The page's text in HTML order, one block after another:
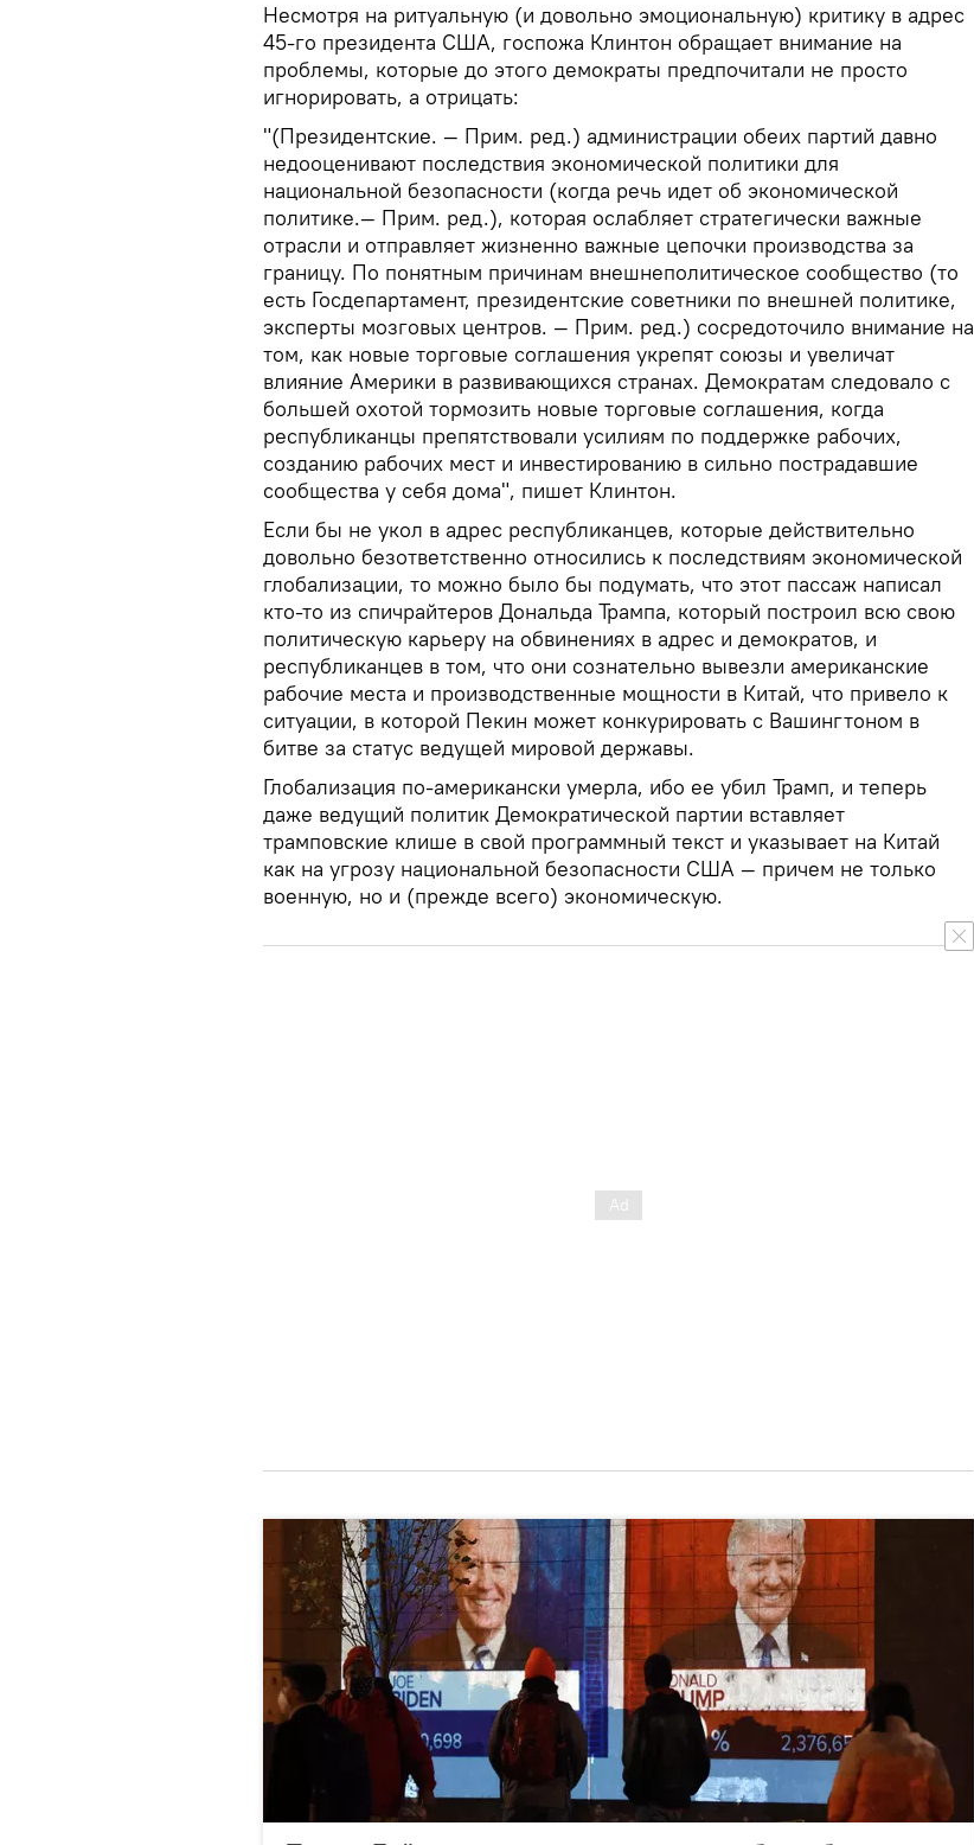
Несмотря на ритуальную (и довольно эмоциональную) критику в адрес
45-го президента США, госпожа Клинтон обращает внимание на
проблемы, которые до этого демократы предпочитали не просто
игнорировать, а отрицать:
"(Президентские. — Прим. ред.) администрации обеих партий давно
недооценивают последствия экономической политики для
национальной безопасности (когда речь идет об экономической
политике.— Прим. ред.), которая ослабляет стратегически важные
отрасли и отправляет жизненно важные цепочки производства за
границу. По понятным причинам внешнеполитическое сообщество (то
есть Госдепартамент, президентские советники по внешней политике,
эксперты мозговых центров. — Прим. ред.) сосредоточило внимание на
том, как новые торговые соглашения укрепят союзы и увеличат
влияние Америки в развивающихся странах. Демократам следовало с
большей охотой тормозить новые торговые соглашения, когда
республиканцы препятствовали усилиям по поддержке рабочих,
созданию рабочих мест и инвестированию в сильно пострадавшие
сообщества у себя дома", пишет Клинтон.
Если бы не укол в адрес республиканцев, которые действительно
довольно безответственно относились к последствиям экономической
глобализации, то можно было бы подумать, что этот пассаж написал
кто-то из спичрайтеров Дональда Трампа, который построил всю свою
политическую карьеру на обвинениях в адрес и демократов, и
республиканцев в том, что они сознательно вывезли американские
рабочие места и производственные мощности в Китай, что привело к
ситуации, в которой Пекин может конкурировать с Вашингтоном в
битве за статус ведущей мировой державы.
Глобализация по-американски умерла, ибо ее убил Трамп, и теперь
даже ведущий политик Демократической партии вставляет
трамповские клише в свой программный текст и указывает на Китай
как на угрозу национальной безопасности США — причем не только
военную, но и (прежде всего) экономическую.